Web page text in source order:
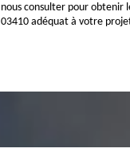
nous consulter pour obtenir
03410 adéquat à votre